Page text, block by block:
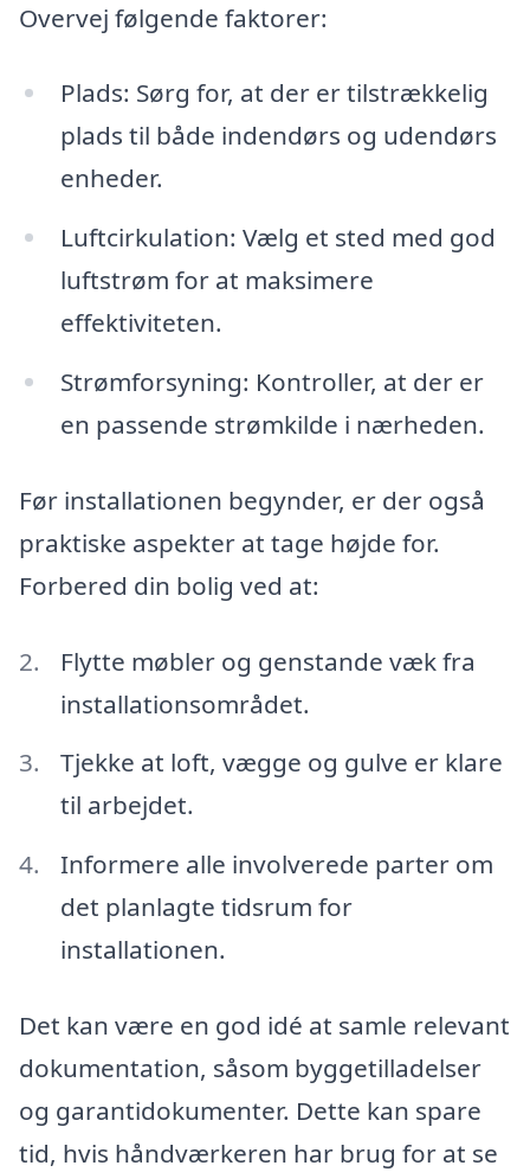
Overvej følgende faktorer:
Plads: Sørg for, at der er tilstrækkelig
plads til både indendørs og udendørs
enheder.
Luftcirkulation: Vælg et sted med god
luftstrøm for at maksimere
effektiviteten.
Strømforsyning: Kontroller, at der er
en passende strømkilde i nærheden.
Før installationen begynder, er der også
praktiske aspekter at tage højde for.
Forbered din bolig ved at:
Flytte møbler og genstande væk fra
installationsområdet.
Tjekke at loft, vægge og gulve er klare
til arbejdet.
Informere alle involverede parter om
det planlagte tidsrum for
installationen.
Det kan være en god idé at samle relevant
dokumentation, såsom byggetilladelser
og garantidokumenter. Dette kan spare
tid, hvis håndværkeren har brug for at se